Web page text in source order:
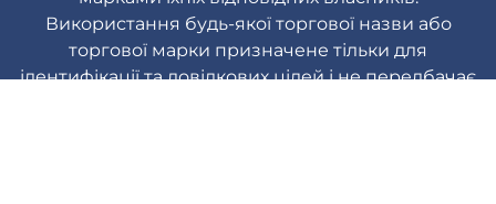
Використання будь-якої торгової назви або
торгової марки призначене тільки для
ідентифікації та довідкових цілей і не передбачає